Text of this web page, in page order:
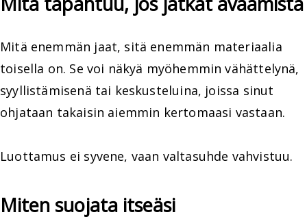
Mitä enemmän jaat, sitä enemmän materiaalia
toisella on. Se voi näkyä myöhemmin vähättelynä,
syyllistämisenä tai keskusteluina, joissa sinut
ohjataan takaisin aiemmin kertomaasi vastaan.
Luottamus ei syvene, vaan valtasuhde vahvistuu.
Miten suojata itseäsi